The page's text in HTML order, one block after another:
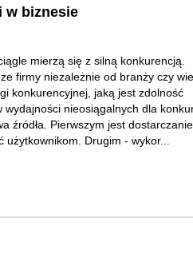
w biznesie
mierzą się z silną konkurencją.
firmy niezależnie od branży czy
konkurencyjnej, jaką jest zdolność
nieosiągalnych dla
źródła. Pierwszym jest dostarczanie
Drugim - wykor...